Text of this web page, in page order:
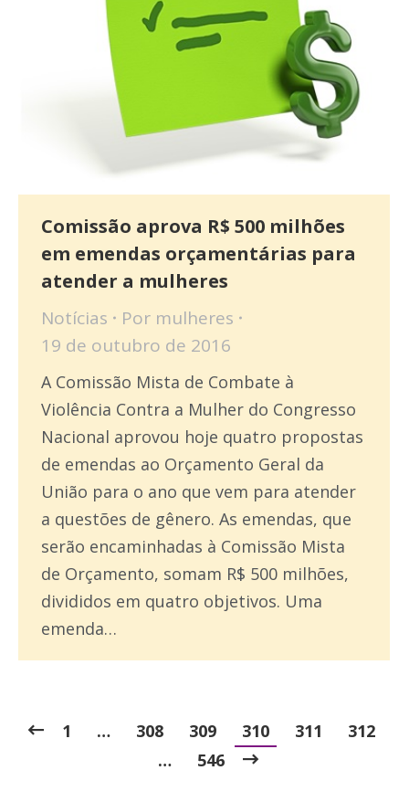
Comissão aprova R$ 500 milhões
em emendas orçamentárias para
atender a mulheres
Notícias Por mulheres
19 de outubro de 2016
A Comissão Mista de Combate à
Violência Contra a Mulher do Congresso
Nacional aprovou hoje quatro propostas
de emendas ao Orçamento Geral da
União para o ano que vem para atender
a questões de gênero. As emendas, que
serão encaminhadas à Comissão Mista
de Orçamento, somam R$ 500 milhões,
divididos em quatro objetivos. Uma
emenda…
1 … 308 309 310 311
312
…
546